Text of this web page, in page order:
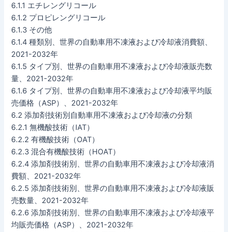
6.1.1 エチレングリコール
6.1.2 プロピレングリコール
6.1.3 その他
6.1.4 種類別、世界の自動車用不凍液および冷却液消費額、
2021-2032年
6.1.5 タイプ別、世界の自動車用不凍液および冷却液販売数
量、2021-2032年
6.1.6 タイプ別、世界の自動車用不凍液および冷却液平均販
売価格（ASP）、2021-2032年
6.2 添加剤技術別自動車用不凍液および冷却液の分類
6.2.1 無機酸技術（IAT）
6.2.2 有機酸技術（OAT）
6.2.3 混合有機酸技術（HOAT）
6.2.4 添加剤技術別、世界の自動車用不凍液および冷却液消
費額、2021-2032年
6.2.5 添加剤技術別、世界の自動車用不凍液および冷却液販
売数量、2021-2032年
6.2.6 添加剤技術別、世界の自動車用不凍液および冷却液平
均販売価格（ASP）、2021-2032年